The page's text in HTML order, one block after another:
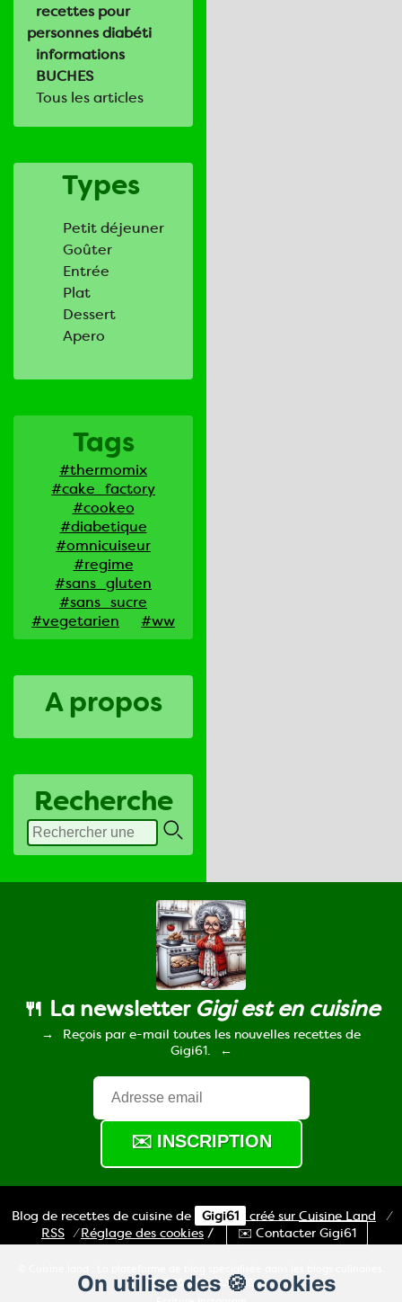
recettes pour
personnes diabéti
informations
BUCHES
Tous les articles
Types
Petit déjeuner
Goûter
Entrée
Plat
Dessert
Apero
Tags
#thermomix
#cake_factory
#cookeo
#diabetique
#omnicuiseur
#regime
#sans_gluten
#sans_sucre
#vegetarien
#ww
A propos
Recherche
On utilise des 🍪 cookies
🍴 La newsletter Gigi est en cuisine
Reçois par e-mail toutes les nouvelles recettes de
Gigi61.
Blog de recettes de cuisine de Gigi61 créé sur Cuisine Land
⁄
RSS ⁄Réglage des cookies / ✉️ Contacter Gigi61
Créer un blog de cuisine